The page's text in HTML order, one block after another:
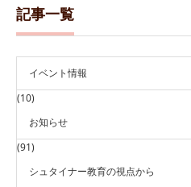
記事一覧
イベント情報
(10)
お知らせ
(91)
シュタイナー教育の視点から